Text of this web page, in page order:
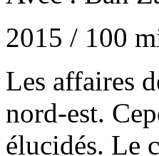
2015 / 100
Les affaires
nord-est.
élucidés. Le